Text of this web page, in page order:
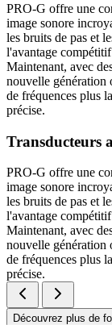
PRO-G offre une
image sonore
les bruits de pas et
l'avantage
Maintenant, avec
nouvelle génération
de fréquences plus
précise.
Transducteurs
PRO-G offre une
image sonore
les bruits de pas et
l'avantage
Maintenant, avec
nouvelle génération
de fréquences plus
précise.
Découvrez plus de